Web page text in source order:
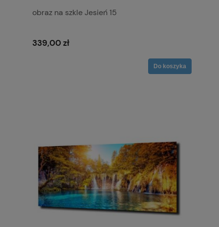
obraz na szkle Jesień 15
339,00 zł
Do koszyka